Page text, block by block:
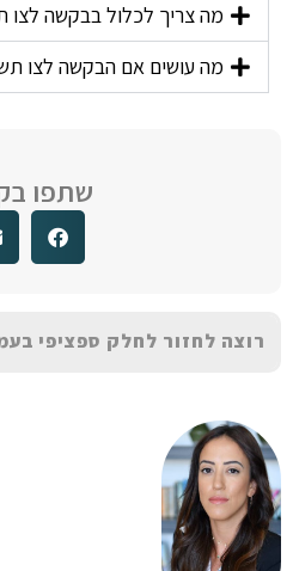
מה צריך לכלול בבקשה לצו
מה עושים אם הבקשה לצו
שתפו
רוצה לחזור לחלק ספציפי